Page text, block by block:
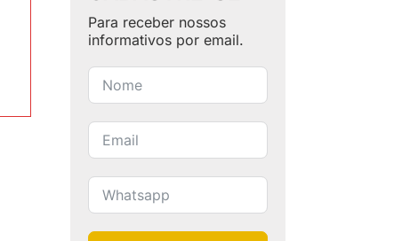
Para receber nossos
informativos por email.